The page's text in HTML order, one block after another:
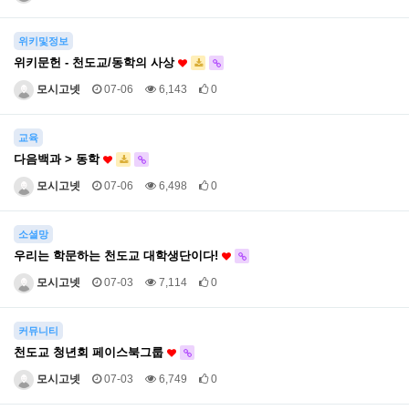
위키및정보
위키문헌 - 천도교/동학의 사상
모시고넷 07-06 6,143 0
교육
다음백과 > 동학
모시고넷 07-06 6,498 0
소셜망
우리는 학문하는 천도교 대학생단이다!
모시고넷 07-03 7,114 0
커뮤니티
천도교 청년회 페이스북그룹
모시고넷 07-03 6,749 0